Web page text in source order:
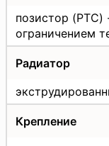
позистор
ограничением
Радиатор
Крепление